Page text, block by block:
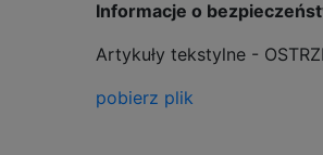
Informacje o
Artykuły tekstylne -
pobierz plik